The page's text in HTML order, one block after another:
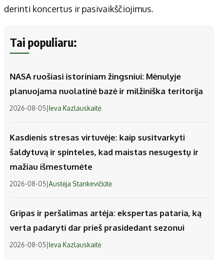
derinti koncertus ir pasivaikščiojimus.
Tai populiaru:
NASA ruošiasi istoriniam žingsniui: Mėnulyje
planuojama nuolatinė bazė ir milžiniška teritorija
2026-08-05|Ieva Kazlauskaitė
Kasdienis stresas virtuvėje: kaip susitvarkyti
šaldytuvą ir spinteles, kad maistas nesugestų ir
mažiau išmestumėte
2026-08-05|Austėja Stankevičiūtė
Gripas ir peršalimas artėja: ekspertas pataria, ką
verta padaryti dar prieš prasidedant sezonui
2026-08-05|Ieva Kazlauskaitė